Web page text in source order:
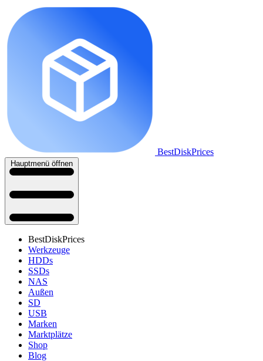
BestDiskPrices
Hauptmenü öffnen
BestDiskPrices
Werkzeuge
HDDs
SSDs
NAS
Außen
SD
USB
Marken
Marktplätze
Shop
Blog